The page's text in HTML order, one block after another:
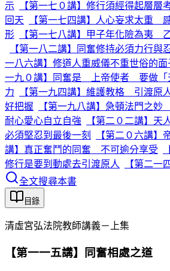
示
【第一七０講】修行須經得起層層
回天
【第一七四講】人心妄求太重
形
【第一七八講】甲子年化險為夷
【第一八二講】同奮修持必須力行與
一八六講】修道人重威儀不重世俗的面
一九０講】同奮是 上帝使者 要做「
力
【第一九四講】維護教格 引渡原
好把握
【第一九八講】急頓法門之
耐心愛心自立自強
【第二０二講】
必須堅忍到最後一刻
【第二０六講
講】真正奮鬥的同奮 不可逾分享受
修行是要到動處去引渡原人
【第二
全文搜尋本書
目錄
清虛宮弘法院教師講義－上集
【第一一五講】同奮相處之道